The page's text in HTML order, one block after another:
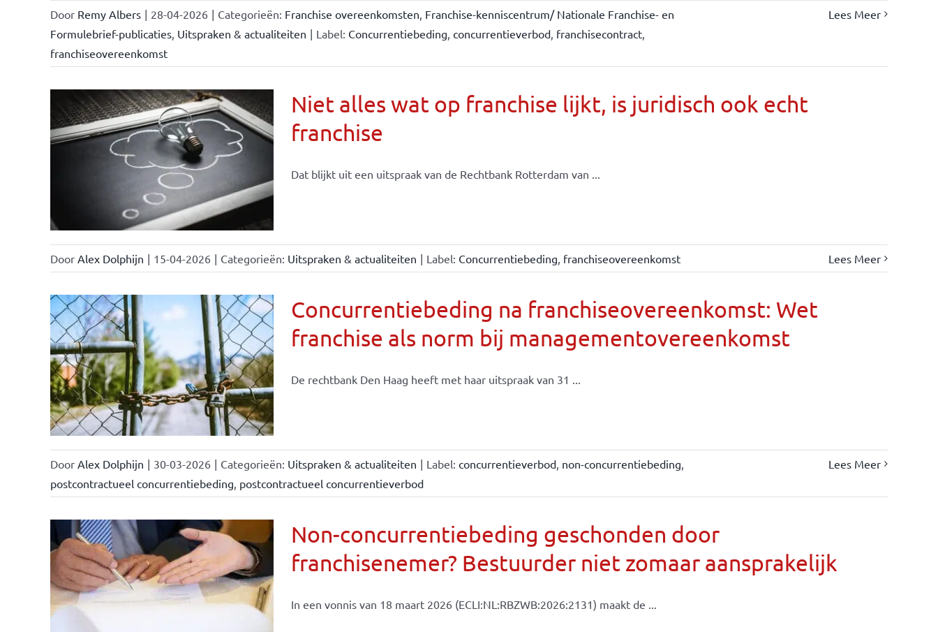
Door Remy Albers | 28-04-2026 | Categorieën: Franchise overeenkomsten, Franchise-kenniscentrum/ Nationale Franchise- en
Formulebrief-publicaties, Uitspraken & actualiteiten | Label: Concurrentiebeding, concurrentieverbod, franchisecontract,
franchiseovereenkomst
Lees Meer
Niet alles wat op franchise lijkt, is juridisch ook echt
franchise
Dat blijkt uit een uitspraak van de Rechtbank Rotterdam van ...
Door Alex Dolphijn | 15-04-2026 | Categorieën: Uitspraken & actualiteiten | Label: Concurrentiebeding, franchiseovereenkomst Lees Meer
Concurrentiebeding na franchiseovereenkomst: Wet
franchise als norm bij managementovereenkomst
De rechtbank Den Haag heeft met haar uitspraak van 31 ...
Door Alex Dolphijn | 30-03-2026 | Categorieën: Uitspraken & actualiteiten | Label: concurrentieverbod, non-concurrentiebeding,
postcontractueel concurrentiebeding, postcontractueel concurrentieverbod
Lees Meer
Non-concurrentiebeding geschonden door
franchisenemer? Bestuurder niet zomaar aansprakelijk
In een vonnis van 18 maart 2026 (ECLI:NL:RBZWB:2026:2131) maakt de ...